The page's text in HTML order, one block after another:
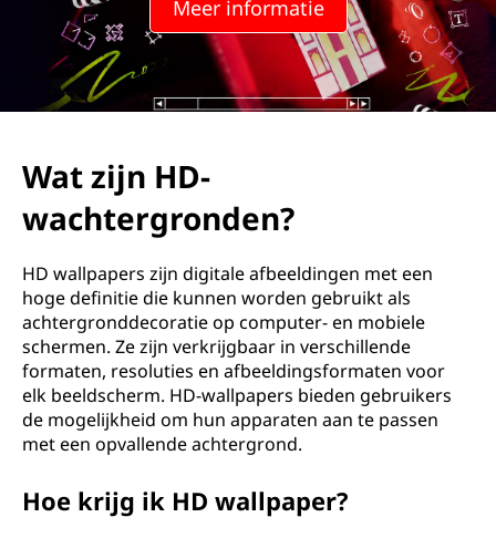
Meer informatie
Wat zijn HD-
wachtergronden?
HD wallpapers zijn digitale afbeeldingen met een
hoge definitie die kunnen worden gebruikt als
achtergronddecoratie op computer- en mobiele
schermen. Ze zijn verkrijgbaar in verschillende
formaten, resoluties en afbeeldingsformaten voor
elk beeldscherm. HD-wallpapers bieden gebruikers
de mogelijkheid om hun apparaten aan te passen
met een opvallende achtergrond.
Hoe krijg ik HD wallpaper?